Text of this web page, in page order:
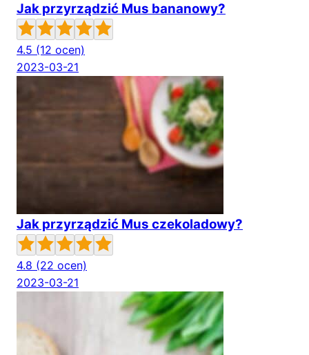
Jak przyrządzić Mus bananowy?
4.5 (12 ocen)
2023-03-21
Jak przyrządzić Mus czekoladowy?
4.8 (22 ocen)
2023-03-21